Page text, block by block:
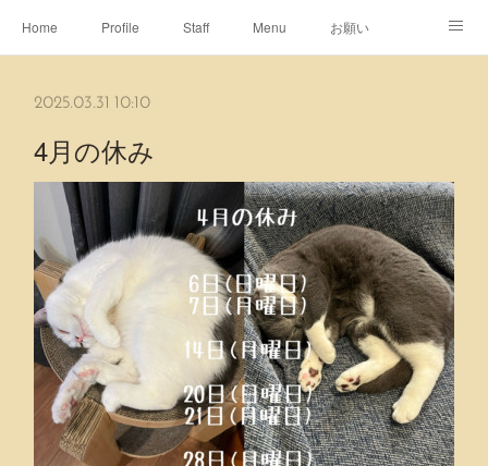
Home Profile Staff Menu お願い
2025.03.31 10:10
4月の休み